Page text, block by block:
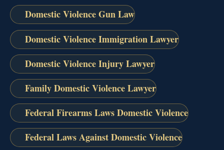
Domestic Violence Gun Law
Domestic Violence Immigration Lawyer
Domestic Violence Injury Lawyer
Family Domestic Violence Lawyer
Federal Firearms Laws Domestic Violence
Federal Laws Against Domestic Violence